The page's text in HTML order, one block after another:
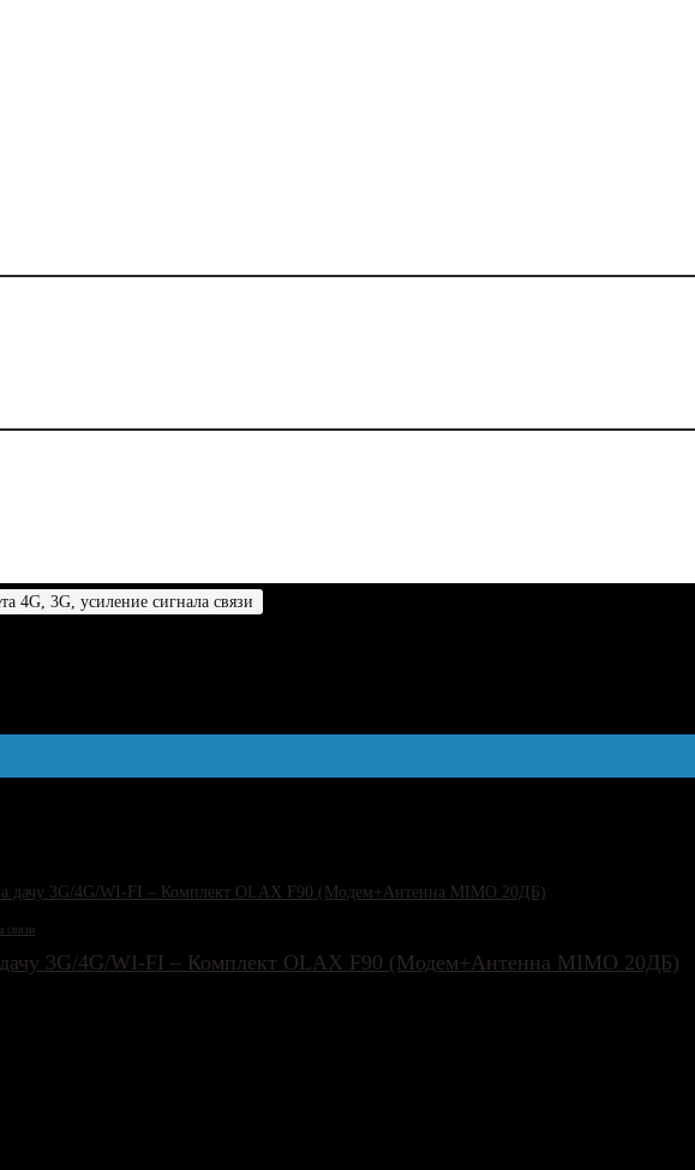
4G, 3G, усиление сигнала связи
связи
3G/4G/WI-FI – Комплект OLAX F90 (Модем+Антенна MIMO 20ДБ)